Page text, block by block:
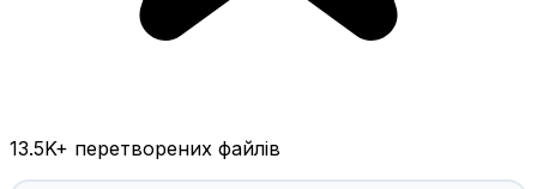
13.5K+ перетворених файлів